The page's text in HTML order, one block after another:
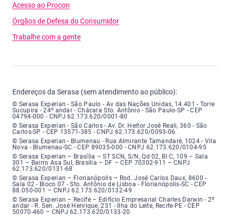
Acesso ao Procon
Órgãos de Defesa do Consumidor
Trabalhe com a gente
Endereços da Serasa (sem atendimento ao público):
Serasa Experian - São Paulo - Endereço: Avenida das Nações Unidas,
© Serasa Experian - São Paulo - Av das Nações Unidas, 14.401 - Torre
Sucupira - 24º andar - Chácara Sto. Antônio - São Paulo-SP - CEP
04794-000 - CNPJ 62.173.620/0001-80
Serasa Experian - São Carlos - Endereço: Avenida Doutor Heitor José
© Serasa Experian - São Carlos - Av. Dr. Heitor José Reali, 360 - São
Carlos-SP - CEP 13571-385 - CNPJ 62.173.620/0093-06
Serasa Experian - Blumenau - Endereço: Rua Almirante Tamandaré,
© Serasa Experian - Blumenau - Rua Almirante Tamandaré, 1024 - Vila
Nova - Blumenau-SC - CEP 89035-000 - CNPJ 62.173.620/0104-95
Serasa Experian - Brasília, Endereço: Setor Comercial Norte, sem
© Serasa Experian – Brasília – ST SCN, S/N, Qd 02, Bl C, 109 – Sala
301 – Bairro Asa Sul, Brasília – DF – CEP 70302-911 – CNPJ
62.173.620/0131-68
Serasa Experian - Florianópolis, Endereço: Rodovia José Carlos, número
© Serasa Experian – Florianópolis – Rod. José Carlos Daux, 8600 -
Sala 02 - Bloco 07 - Sto. Antônio de Lisboa - Florianópolis-SC - CEP
88.050-001 – CNPJ 62.173.620/0132-49
Serasa Experian - Recife, Endereço: Edifício Empresarial Charles Darwin,
© Serasa Experian – Recife – Edifício Empresarial Charles Darwin - 2º
andar - R. Sen. José Henrique, 231 - Ilha do Leite, Recife-PE - CEP
50070-460 – CNPJ 62.173.620/0133-20